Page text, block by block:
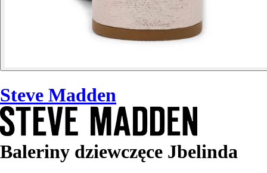
Steve Madden
Baleriny dziewczęce Jbelinda